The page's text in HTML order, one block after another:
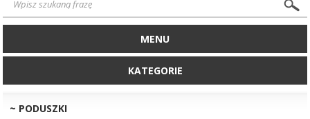
MENU
KATEGORIE
~ PODUSZKI